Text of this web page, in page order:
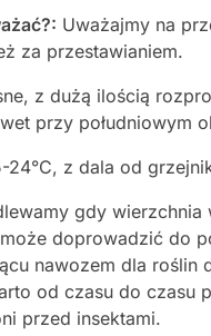
Uważajmy na
za przestawianiem.
z dużą ilością
przy południowym
24°C, z dala od
gdy wierzchnia
doprowadzić do
nawozem dla
od czasu do czasu
przed insektami.